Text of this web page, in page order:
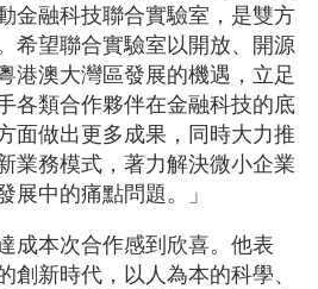
金融科技聯合實驗室，是雙方
希望聯合實驗室以開放、開源
港澳大灣區發展的機遇，立足
各類合作夥伴在金融科技的底
面做出更多成果，同時大力推
業務模式，著力解決微小企業
展中的痛點問題。」
成本次合作感到欣喜。他表
創新時代，以人為本的科學、